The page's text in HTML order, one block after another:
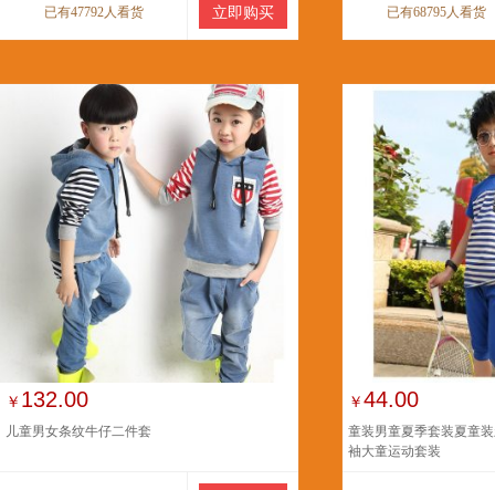
已有47792人看货 立即购买 已有68795人看货
￥ 132.00
儿童男女条纹牛仔二件套
￥44.00
童装男童夏季套装夏童
袖大童运动套装